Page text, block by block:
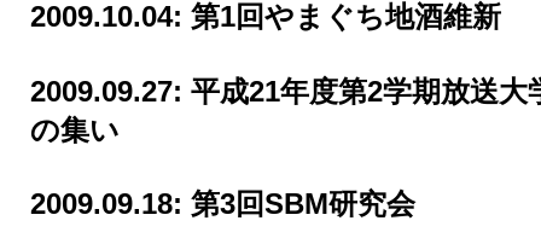
2009.10.04: 第1回やまぐち地酒維新
2009.09.27: 平成21年度第2学期放送大
の集い
2009.09.18: 第3回SBM研究会